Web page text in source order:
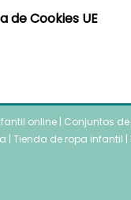
de Cookies UE
online | Conjuntos
| Tienda de ropa infantil |